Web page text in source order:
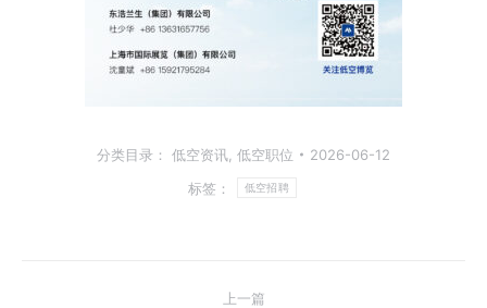
分类目录： 低空资讯 低空职位
2026-06-12
标签：
低空招聘
上一篇